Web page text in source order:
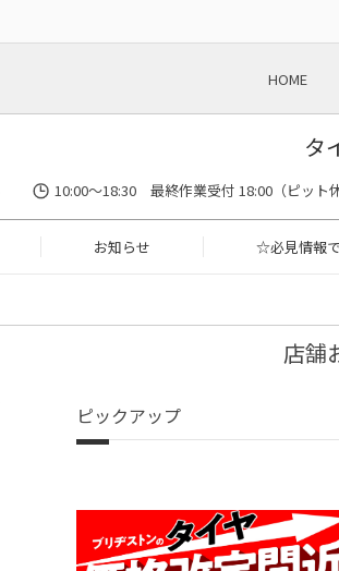
HOME
タ
10:00～18:30 最終作業受付 18:00（ピット休
お知らせ ☆必見情報
店舗
ピックアップ